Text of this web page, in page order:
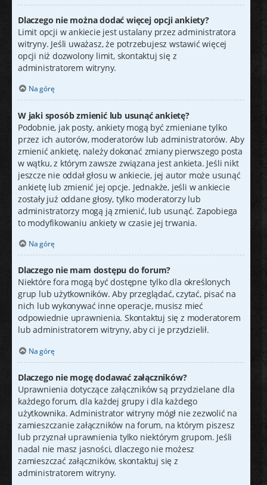
Dlaczego nie można dodać więcej opcji ankiety?
Limit opcji w ankiecie jest ustalany przez administratora
witryny. Jeśli uważasz, że potrzebujesz wstawić więcej
opcji niż dozwolony limit, skontaktuj się z
administratorem witryny.
Na górę
W jaki sposób zmienić lub usunąć ankietę?
Podobnie, jak posty, ankiety mogą być zmieniane tylko
przez ich autorów, moderatorów lub administratorów. Aby
zmienić ankietę, należy dokonać zmiany pierwszego posta
w wątku, z którym zawsze związana jest ankieta. Jeśli nikt
jeszcze nie oddał głosu w ankiecie, jej autor może usunąć
ankietę lub zmienić jej opcje. Jednakże, jeśli w ankiecie
zostały już oddane głosy, tylko moderatorzy lub
administratorzy mogą ją zmienić, lub usunąć. Zapobiega
to modyfikowaniu ankiety w czasie jej trwania.
Na górę
Dlaczego nie mam dostępu do forum?
Niektóre fora mogą być dostępne tylko dla określonych
grup lub użytkowników. Aby przeglądać, czytać, pisać na
nich lub wykonywać inne operacje, musisz mieć
odpowiednie uprawnienia. Skontaktuj się z moderatorem
lub administratorem witryny, aby ci je przydzielił.
Na górę
Dlaczego nie mogę dodawać załączników?
Uprawnienia dotyczące załączników są przydzielane dla
każdego forum, dla każdej grupy i dla każdego
użytkownika. Administrator witryny mógł nie zezwolić na
zamieszczanie załączników na forum, na którym piszesz
lub przyznał uprawnienia tylko niektórym grupom. Jeśli
nadal nie masz jasności, dlaczego nie możesz
zamieszczać załączników, skontaktuj się z
administratorem witryny.